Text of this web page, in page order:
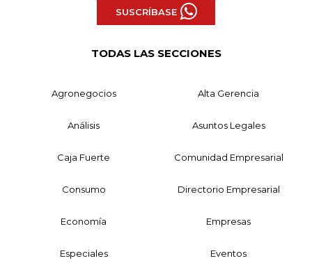
SUSCRÍBASE
TODAS LAS SECCIONES
Agronegocios Alta Gerencia
Análisis Asuntos Legales
Caja Fuerte Comunidad Empresarial
Consumo Directorio Empresarial
Economía Empresas
Especiales Eventos